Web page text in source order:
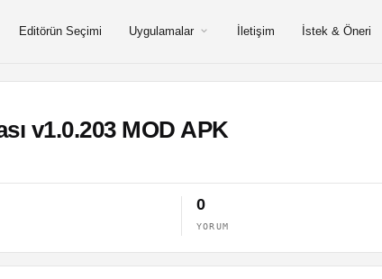
Editörün Seçimi Uygulamalar İletişim İstek & Öneri
v1.0.203 MOD APK
0
YORUM